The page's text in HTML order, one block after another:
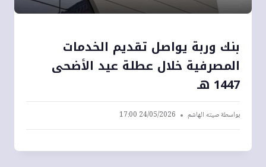
بنك وربة يواصل تقديم الخدمات
المصرفية خلال عطلة عيد الأضحى
1447 هـ
بواسطةصيته الهاشم 24/05/2026 17:00